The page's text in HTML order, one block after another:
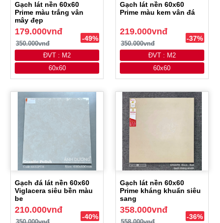
Gạch lát nền 60x60
Prime màu trắng vân
mây đẹp
179.000vnđ
350.000vnđ
-49%
ĐVT : M2
60x60
Gạch lát nền 60x60
Prime màu kem vân đá
219.000vnđ
350.000vnđ
-37%
ĐVT : M2
60x60
Gạch đá lát nền 60x60
Viglacera siêu bền màu
be
210.000vnđ
-40%
Gạch lát nền 60x60
Prime kháng khuẩn siêu
sang
358.000vnđ
-36%